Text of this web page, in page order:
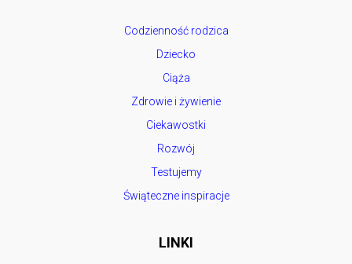
Codzienność rodzica
Dziecko
Ciąża
Zdrowie i żywienie
Ciekawostki
Rozwój
Testujemy
Świąteczne inspiracje
LINKI